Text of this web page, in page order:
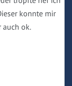
konnte mir
auch ok.